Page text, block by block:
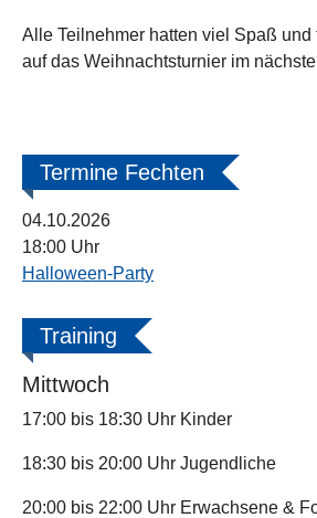
Alle Teilnehmer hatten viel Spaß und
auf das Weihnachtsturnier im
Termine Fechten
04.10.2026
18:00 Uhr
Halloween-Party
Training
Mittwoch
17:00 bis 18:30 Uhr Kinder
18:30 bis 20:00 Uhr Jugendliche
20:00 bis 22:00 Uhr Erwachsene &